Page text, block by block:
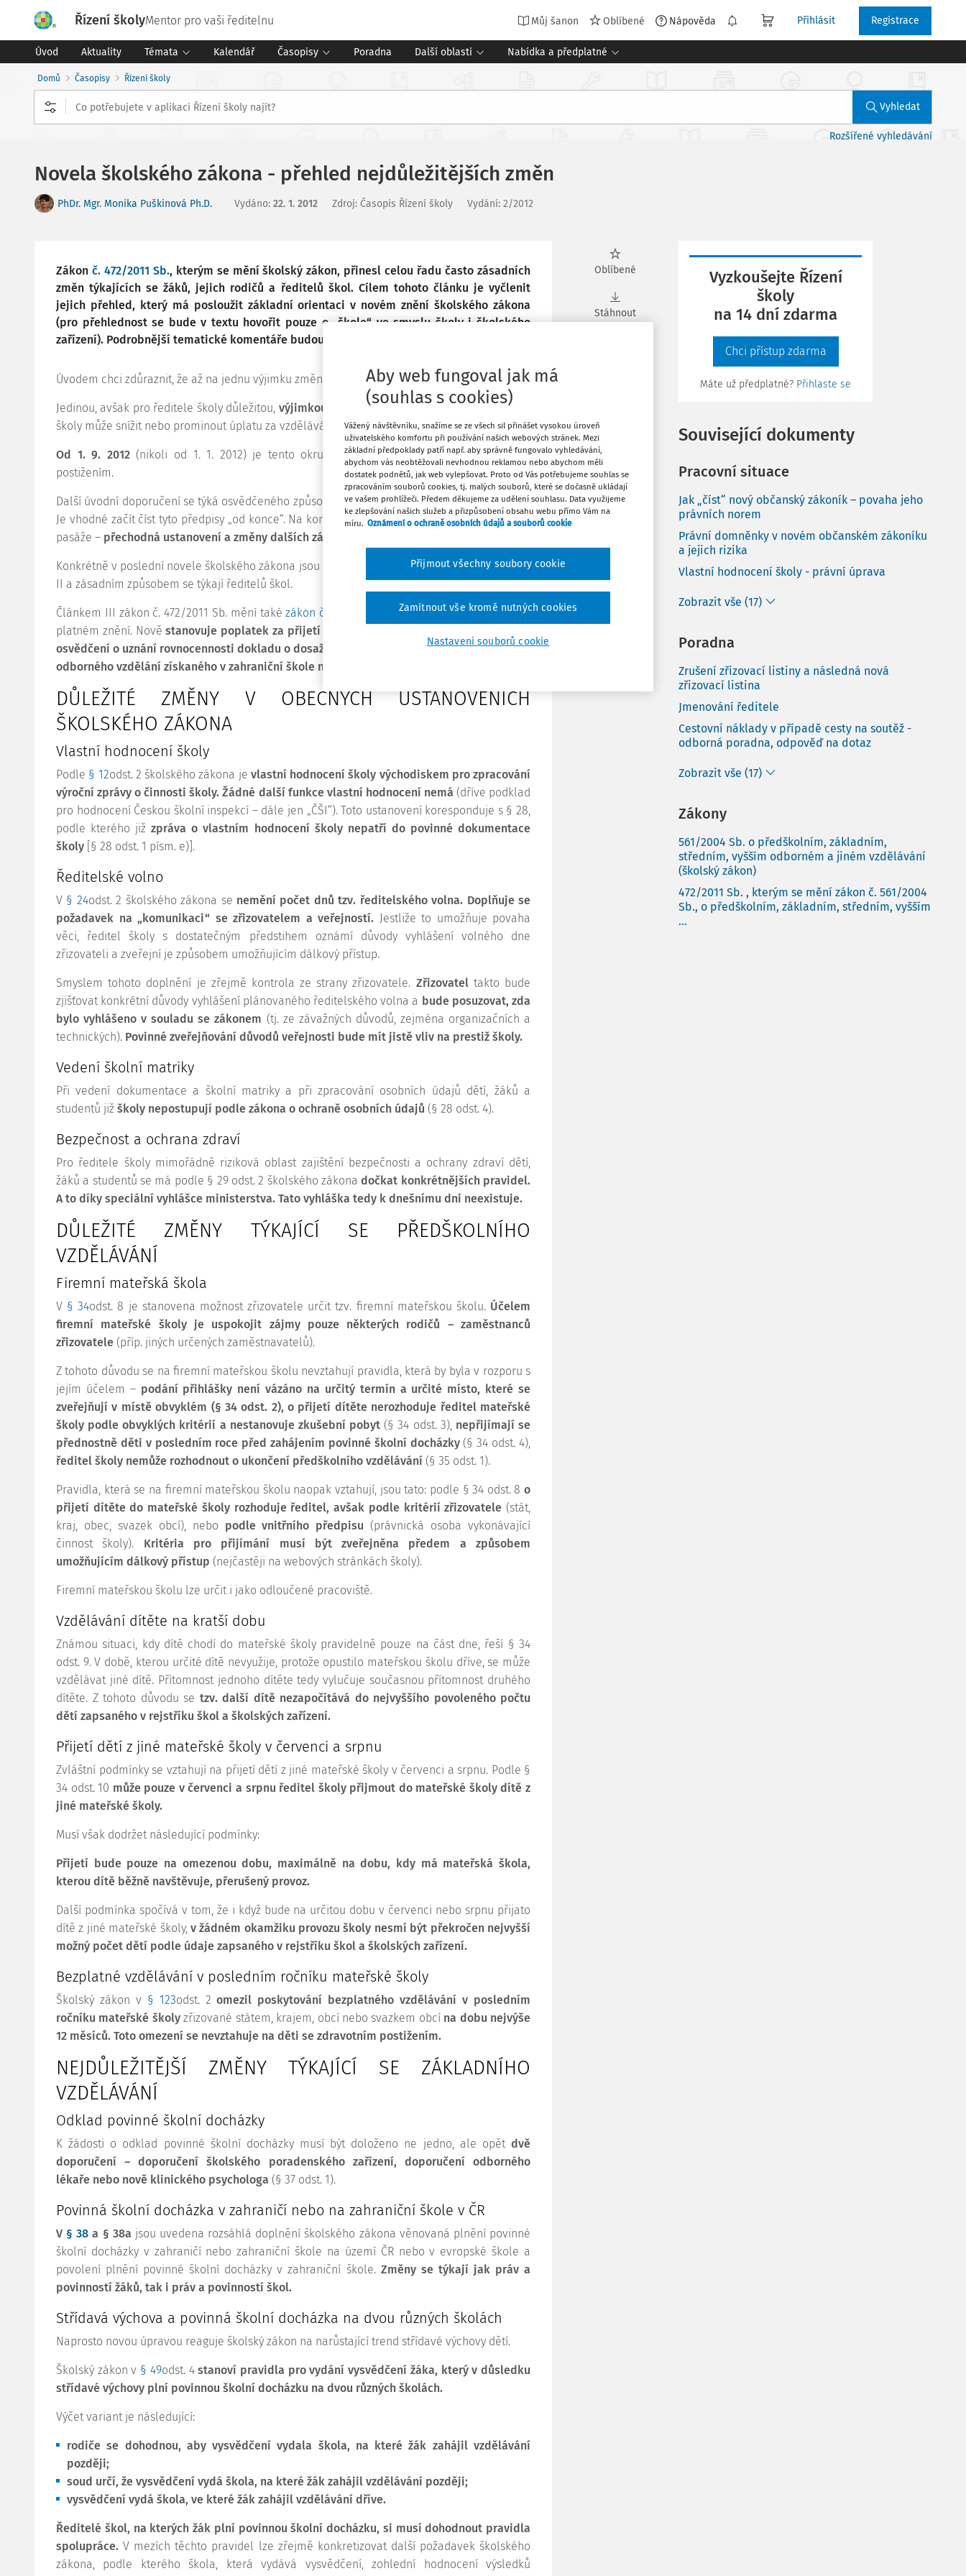
Řízení školyMentor pro vaši ředitelnu Můj šanon Oblíbené Nápověda Přihlásit Registrace
Úvod Aktuality Témata Kalendář Časopisy Poradna Další oblasti Nabídka a předplatné
Domů Časopisy Řízení školy
Vyhledat
Rozšířené vyhledávání
Novela školského zákona - přehled nejdůležitějších změn
PhDr. Mgr. Monika Puškinová Ph.D. Vydáno: 22. 1. 2012 Zdroj: Časopis Řízení školy Vydání: 2/2012
Zákon č. 472/2011 Sb., kterým se mění školský zákon, přinesl celou řadu často zásadních
změn týkajících se žáků, jejich rodičů a ředitelů škol. Cílem tohoto článku je vyčlenit
jejich přehled, který má posloužit základní orientaci v novém znění školského zákona
(pro přehlednost se bude v textu hovořit pouze o „škole“ ve smyslu školy i školského
zařízení). Podrobnější tematické komentáře budou obsahem článků následujících.
Úvodem chci zdůraznit, že až na jednu výjimku změny nabývajíúčinnosti 1. ledna 2012.
Jedinou, avšak pro ředitele školy důležitou, výjimkou
je rozšíření okruhu osob, kterým ředitel
školy může snížit nebo prominout úplatu za vzdělávání nebo školské služby.
Od 1. 9. 2012(nikoli od 1. 1. 2012) je tento okruh osob rozšířen o žáky se zdravotním
postižením.
Další úvodní doporučení se týká osvědčeného způsobu, jak číst novelizované právní předpisy.
Je vhodné začít číst tyto předpisy „od konce“. Na konci novely jsou uvedeny často přehlížené
pasáže – přechodná ustanovení a změny dalších zákonů.
Konkrétně v poslední novele školského zákona jsou přechodná ustanovení uvedena v článku
II a zásadním způsobem se týkají ředitelů škol.
Článkem III zákon č. 472/2011 Sb. mění takézákon č. 634/2004 Sb.
, o správních poplatcích, v
platném znění. Nověstanovuje poplatek za přijetí žádosti o uznání platnosti nebo vydání
osvědčení o uznání rovnocennosti dokladu o dosažení základního, středního nebo vyššího
odborného vzdělání získaného v zahraniční škole na 1 000 Kč.
DŮLEŽITÉ ZMĚNY V OBECNÝCH USTANOVENÍCH
ŠKOLSKÉHO ZÁKONA
Vlastní hodnocení školy
Podle § 12odst. 2 školského zákona je vlastní hodnocení školy východiskem pro zpracování
výroční zprávy o činnosti školy. Žádné další funkce vlastní hodnocení nemá (dříve podklad
pro hodnocení Českou školní inspekcí – dále jen „ČŠI“). Toto ustanovení koresponduje s § 28,
podle kterého jižzpráva o vlastním hodnocení školy nepatří do povinné dokumentace
školy [§ 28 odst. 1 písm. e)].
Ředitelské volno
V § 24odst. 2 školského zákona se nemění počet dnů tzv. ředitelského volna. Doplňuje se
požadavek na „komunikaci“ se zřizovatelem a veřejností. Jestliže to umožňuje povaha
věci, ředitel školy s dostatečným předstihem oznámí důvody vyhlášení volného dne
zřizovateli a zveřejní je způsobem umožňujícím dálkový přístup.
Smyslem tohoto doplnění je zřejmě kontrola ze strany zřizovatele. Zřizovateltakto bude
zjišťovat konkrétní důvody vyhlášení plánovaného ředitelského volna a bude posuzovat, zda
bylo vyhlášeno v souladu se zákonem (tj. ze závažných důvodů, zejména organizačních a
technických). Povinné zveřejňování důvodů veřejnosti bude mít jistě vliv na prestiž školy.
Vedení školní matriky
Při vedení dokumentace a školní matriky a při zpracování osobních údajů dětí, žáků a
studentů již školy nepostupují podle zákona o ochraně osobních údajů (§ 28 odst. 4).
Bezpečnost a ochrana zdraví
Pro ředitele školy mimořádně riziková oblast zajištění bezpečnosti a ochrany zdraví dětí,
žáků a studentů se má podle § 29 odst. 2 školského zákonadočkat konkrétnějších pravidel.
A to díky speciální vyhlášce ministerstva. Tato vyhláška tedy k dnešnímu dni neexistuje.
DŮLEŽITÉ ZMĚNY TÝKAJÍCÍ SE PŘEDŠKOLNÍHO
VZDĚLÁVÁNÍ
Firemní mateřská škola
V § 34odst. 8 je stanovena možnost zřizovatele určit tzv. firemní mateřskou školu. Účelem
firemní mateřské školy je uspokojit zájmy pouze některých rodičů – zaměstnanců
zřizovatele (příp. jiných určených zaměstnavatelů).
Z tohoto důvodu se na firemní mateřskou školu nevztahují pravidla, která by byla v rozporu s
jejím účelem – podání přihlášky není vázáno na určitý termín a určité místo, které se
zveřejňují v místě obvyklém (§ 34 odst. 2), o přijetí dítěte nerozhoduje ředitel mateřské
školy podle obvyklých kritérií a nestanovuje zkušební pobyt (§ 34 odst. 3), nepřijímají se
přednostně děti v posledním roce před zahájením povinné školní docházky(§ 34 odst. 4),
ředitel školy nemůže rozhodnout o ukončení předškolního vzdělávání (§ 35 odst. 1).
Pravidla, která se na firemní mateřskou školu naopak vztahují, jsou tato: podle § 34 odst. 8 o
přijetí dítěte do mateřské školy rozhoduje ředitel, avšak podle kritérií zřizovatele (stát,
kraj, obec, svazek obcí), nebo podle vnitřního předpisu (právnická osoba vykonávající
činnost školy). Kritéria pro přijímání musí být zveřejněna předem a způsobem
umožňujícím dálkový přístup (nejčastěji na webových stránkách školy).
Firemní mateřskou školu lze určit i jako odloučené pracoviště.
Vzdělávání dítěte na kratší dobu
Známou situaci, kdy dítě chodí do mateřské školy pravidelně pouze na část dne, řeší § 34
odst. 9. V době, kterou určité dítě nevyužije, protože opustilo mateřskou školu dříve, se může
vzdělávat jiné dítě. Přítomnost jednoho dítěte tedy vylučuje současnou přítomnost druhého
dítěte. Z tohoto důvodu se tzv. další dítě nezapočítává do nejvyššího povoleného počtu
dětí zapsaného v rejstříku škol a školských zařízení.
Přijetí dětí z jiné mateřské školy v červenci a srpnu
Zvláštní podmínky se vztahují na přijetí dětí z jiné mateřské školy v červenci a srpnu. Podle §
34 odst. 10 může pouze v červenci a srpnu ředitel školy přijmout do mateřské školy dítě z
jiné mateřské školy.
Musí však dodržet následující podmínky:
Přijetí bude pouze na omezenou dobu, maximálně na dobu, kdy má mateřská škola,
kterou dítě běžně navštěvuje, přerušený provoz.
Další podmínka spočívá v tom, že i když bude na určitou dobu v červenci nebo srpnu přijato
dítě z jiné mateřské školy, v žádném okamžiku provozu školy nesmí být překročen nejvyšší
možný počet dětí podle údaje zapsaného v rejstříku škol a školských zařízení.
Bezplatné vzdělávání v posledním ročníku mateřské školy
Školský zákon v § 123odst. 2omezil poskytování bezplatného vzdělávání v posledním
ročníku mateřské školyzřizované státem, krajem, obcí nebo svazkem obcí na dobu nejvýše
12 měsíců. Toto omezení se nevztahuje na děti se zdravotním postižením.
NEJDŮLEŽITĚJŠÍ ZMĚNY TÝKAJÍCÍ SE ZÁKLADNÍHO
VZDĚLÁVÁNÍ
Odklad povinné školní docházky
K žádosti o odklad povinné školní docházky musí být doloženo ne jedno, ale opět dvě
doporučení – doporučení školského poradenského zařízení, doporučení odborného
lékaře nebo nově klinického psychologa (§ 37 odst. 1).
Povinná školní docházka v zahraničí nebo na zahraniční škole v ČR
V § 38 a § 38a jsou uvedena rozsáhlá doplnění školského zákona věnovaná plnění povinné
školní docházky v zahraničí nebo zahraniční škole na území ČR nebo v evropské škole a
povolení plnění povinné školní docházky v zahraniční škole. Změny se týkají jak práv a
povinností žáků, tak i práv a povinností škol.
Střídavá výchova a povinná školní docházka na dvou různých školách
Naprosto novou úpravou reaguje školský zákon na narůstající trend střídavé výchovy dětí.
Školský zákon v § 49odst. 4stanoví pravidla pro vydání vysvědčení žáka, který v důsledku
střídavé výchovy plní povinnou školní docházku na dvou různých školách.
Výčet variant je následující:
rodiče se dohodnou, aby vysvědčení vydala škola, na které žák zahájil vzdělávání
později;
soud určí, že vysvědčení vydá škola, na které žák zahájil vzdělávání později;
vysvědčení vydá škola, ve které žák zahájil vzdělávání dříve.
Ředitelé škol, na kterých žák plní povinnou školní docházku, si musí dohodnout pravidla
spolupráce. V mezích těchto pravidel lze zřejmě konkretizovat další požadavek školského
zákona, podle kterého škola, která vydává vysvědčení, zohlední hodnocení výsledků
Oblíbené
Stáhnout
Poznámka
Vyzkoušejte Řízení
školy
na 14 dní zdarma
Chci přístup zdarma
Máte už předplatné? Přihlaste se
Související dokumenty
Pracovní situace
Jak „číst“ nový občanský zákoník – povaha jeho
právních norem
Právní domněnky v novém občanském zákoníku
a jejich rizika
Vlastní hodnocení školy - právní úprava
Zobrazit vše (17)
Poradna
Zrušení zřizovací listiny a následná nová
zřizovací listina
Jmenování ředitele
Cestovní náklady v případě cesty na soutěž -
odborná poradna, odpověď na dotaz
Zobrazit vše (17)
Zákony
561/2004 Sb. o předškolním, základním,
středním, vyšším odborném a jiném vzdělávání
(školský zákon)
472/2011 Sb. , kterým se mění zákon č. 561/2004
Sb., o předškolním, základním, středním, vyšším
...
Aby web fungoval jak má
(souhlas s cookies)
Vážený návštěvníku, snažíme se ze všech sil přinášet vysokou úroveň
uživatelského komfortu při používání našich webových stránek. Mezi
základní předpoklady patří např. aby správně fungovalo vyhledávání,
abychom vás neobtěžovali nevhodnou reklamou nebo abychom měli
dostatek podnětů, jak web vylepšovat. Proto od Vás potřebujeme souhlas se
zpracováním souborů cookies, tj. malých souborů, které se dočasně ukládají
ve vašem prohlížeči. Předem děkujeme za udělení souhlasu. Data využijeme
ke zlepšování našich služeb a přizpůsobení obsahu webu přímo Vám na
míru. Oznámení o ochraně osobních údajů a souborů cookie
Nastavení souborů cookie
Zamítnout vše kromě nutných cookies
Přijmout všechny soubory cookie